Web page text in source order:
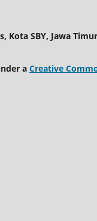
Kota SBY, Jawa
a Creative